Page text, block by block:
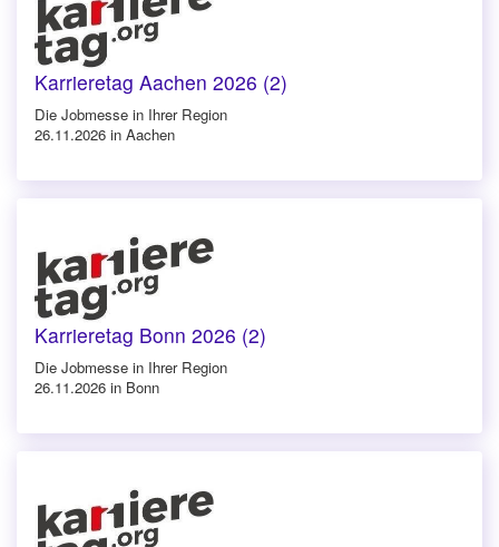
Karrieretag Aachen 2026 (2)
Die Jobmesse in Ihrer Region
26.11.2026 in Aachen
Karrieretag Bonn 2026 (2)
Die Jobmesse in Ihrer Region
26.11.2026 in Bonn